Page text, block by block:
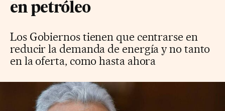
en petróleo
Los Gobiernos tienen que centrarse en
reducir la demanda de energía y no tanto
en la oferta, como hasta ahora